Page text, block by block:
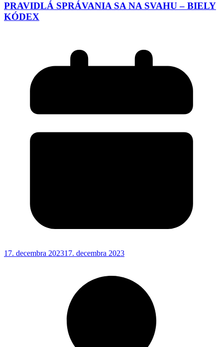
PRAVIDLÁ SPRÁVANIA SA NA SVAHU – BIELY
KÓDEX
17. decembra 202317. decembra 2023